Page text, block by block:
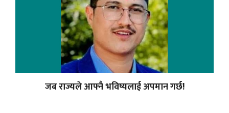
जब राज्यले आफ्नै भविष्यलाई अपमान गर्छ!